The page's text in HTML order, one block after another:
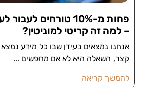
– למה זה קריטי למוניטין?
אנחנו נמצאים בעידן שבו כל מידע
קצר, השאלה היא לא אם מחפשים
להמשך קריאה